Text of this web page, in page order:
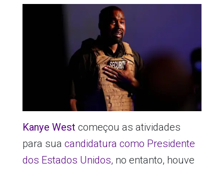
Kanye West começou as atividades
para sua candidatura como Presidente
dos Estados Unidos, no entanto, houve